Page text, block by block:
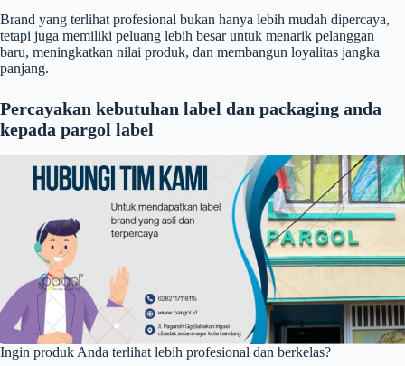
Brand yang terlihat profesional bukan hanya lebih mudah dipercaya,
tetapi juga memiliki peluang lebih besar untuk menarik pelanggan
baru, meningkatkan nilai produk, dan membangun loyalitas jangka
panjang.
Percayakan kebutuhan label dan packaging anda
kepada pargol label
Ingin produk Anda terlihat lebih profesional dan berkelas?